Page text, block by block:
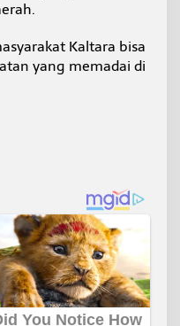
Kaltara bisa
yang memadai di